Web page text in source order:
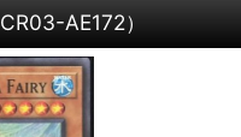
AE172）